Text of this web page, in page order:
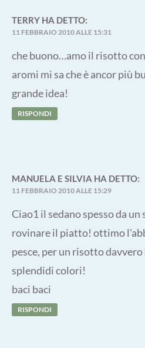
TERRY HA DETTO:
11 FEBBRAIO 2010 ALLE 15:31
che buono…amo il risotto
aromi mi sa che è ancor più
grande idea!
RISPONDI
MANUELA E SILVIA HA DETTO:
11 FEBBRAIO 2010 ALLE 15:29
Ciao1 il sedano spesso da un
rovinare il piatto! ottimo
pesce, per un risotto
splendidi colori!
baci baci
RISPONDI